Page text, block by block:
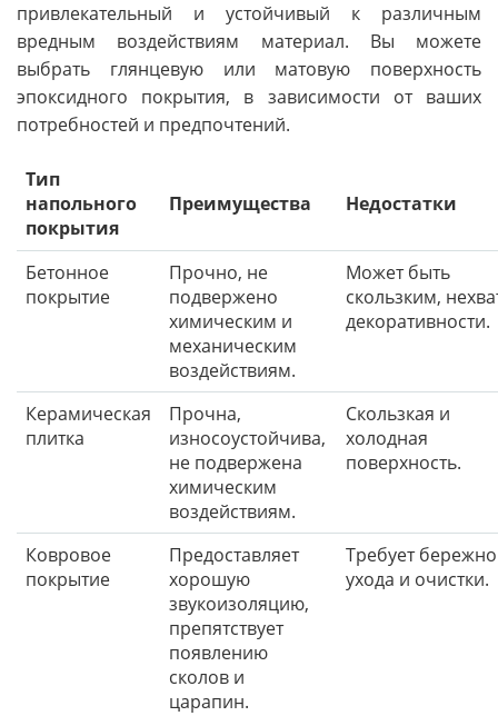
привлекательный и устойчивый к различным
вредным воздействиям материал. Вы можете
выбрать глянцевую или матовую поверхность
эпоксидного покрытия, в зависимости от ваших
потребностей и предпочтений.
Тип
напольного
покрытия
Преимущества Недостатки
Бетонное
покрытие
Прочно, не
подвержено
химическим и
механическим
воздействиям.
Может быть
скользким,
декоративности.
Керамическая
плитка
Прочна,
износоустойчива,
не подвержена
химическим
воздействиям.
Скользкая и
холодная
поверхность.
Ковровое
покрытие
Предоставляет
хорошую
звукоизоляцию,
препятствует
появлению
сколов и
царапин.
Требует
ухода и очистки.